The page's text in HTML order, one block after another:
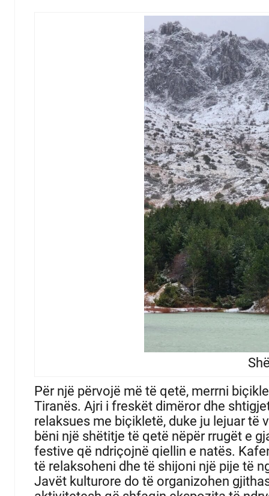
Për një përvojë më të qetë, merrni
Tiranës. Ajri i freskët dimëror dhe
relaksues me biçikletë, duke ju lejuar të
bëni një shëtitje të qetë nëpër rrugët e
festive që ndriçojnë qiellin e natës.
të relaksoheni dhe të shijoni një pije të
Javët kulturore do të organizohen